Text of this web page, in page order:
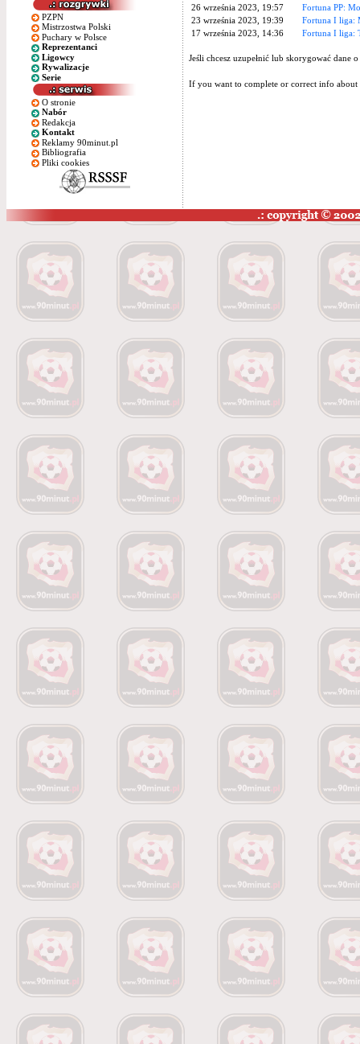
PZPN
Mistrzostwa Polski
Puchary w Polsce
Reprezentanci
Ligowcy
Rywalizacje
Serie
O stronie
Nabór
Redakcja
Kontakt
Reklamy 90minut.pl
Bibliografia
Pliki cookies
26 września 2023, 19:57
Fortuna PP:
23 września 2023, 19:39
Fortuna I liga:
17 września 2023, 14:36
Fortuna I liga:
Jeśli chcesz uzupełnić lub skorygować
If you want to complete or correct info